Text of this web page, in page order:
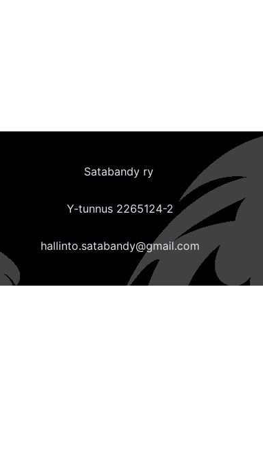
Satabandy ry
Y-tunnus 2265124-2
hallinto.satabandy@gmail.com